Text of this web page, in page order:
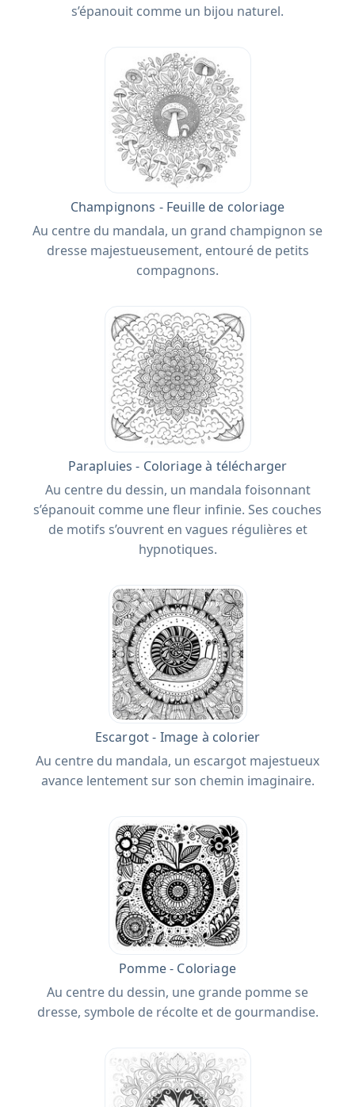
s’épanouit comme un bijou naturel.
Champignons - Feuille de coloriage
Au centre du mandala, un grand champignon se
dresse majestueusement, entouré de petits
compagnons.
Parapluies - Coloriage à télécharger
Au centre du dessin, un mandala foisonnant
s’épanouit comme une fleur infinie. Ses couches
de motifs s’ouvrent en vagues régulières et
hypnotiques.
Escargot - Image à colorier
Au centre du mandala, un escargot majestueux
avance lentement sur son chemin imaginaire.
Pomme - Coloriage
Au centre du dessin, une grande pomme se
dresse, symbole de récolte et de gourmandise.